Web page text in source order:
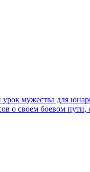
мужества для
о своем боевом